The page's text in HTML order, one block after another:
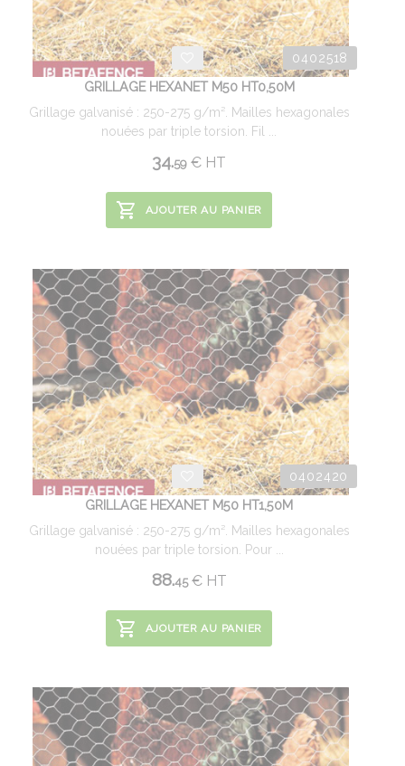
0402518
GRILLAGE HEXANET M50 HT0,50M
Grillage galvanisé : 250-275 g/m². Mailles hexagonales
nouées par triple torsion. Fil ...
34.59 € HT
AJOUTER AU PANIER
0402420
GRILLAGE HEXANET M50 HT1,50M
Grillage galvanisé : 250-275 g/m². Mailles hexagonales
nouées par triple torsion. Pour ...
88.45 €HT
AJOUTER AU PANIER